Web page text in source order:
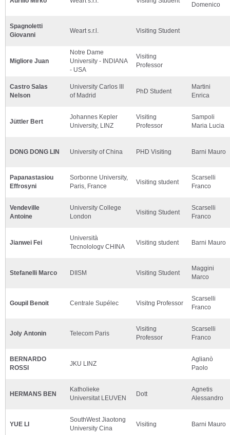
Domenico
Spagnoletti
Giovanni
Weart s.r.l. Visiting Student
Migliore Juan
Notre Dame
University - INDIANA
- USA
Visiting
Professor
Castro Salas
Nelson
University Carlos III
of Madrid
PhD Student
Martini
Enrica
Jüttler Bert
Johannes Kepler
University, LINZ
Visiting
Professor
Sampoli
Maria Lucia
DONG DONG LIN University of China PHD Visiting Barni Mauro
Papanastasiou
Effrosyni
Sorbonne University,
Paris, France
Visiting student
Scarselli
Franco
Vendeville
Antoine
University College
London
Visiting Student
Scarselli
Franco
Jianwei Fei
Università
Tecnolologv CHINA
Visiting student Barni Mauro
Stefanelli Marco DIISM Visiting Student
Maggini
Marco
Goupil Benoit Centrale Supélec Visitng Professor
Scarselli
Franco
Joly Antonin Telecom Paris
Visiting
Professor
Scarselli
Franco
BERNARDO
ROSSI
JKU LINZ
Aglianò
Paolo
HERMANS BEN
Katholieke
Universitat LEUVEN
Dott
Agnetis
Alessandro
YUE LI
SouthWest Jiaotong
University Cina
Visiting Barni Mauro